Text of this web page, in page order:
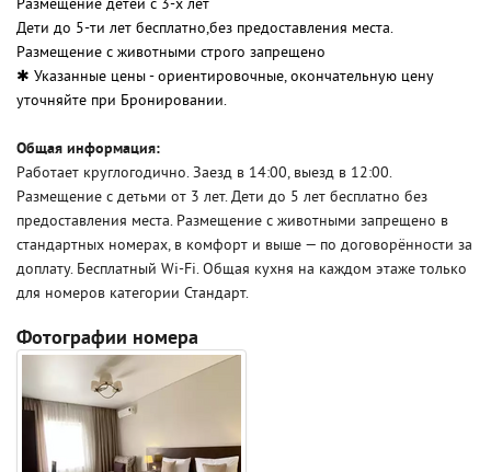
Размещение детей с 3-х лет
Дети до 5-ти лет бесплатно,без предоставления места.
Размещение с животными строго запрещено
✱ Указанные цены - ориентировочные, окончательную цену
уточняйте при Бронировании.
Общая информация:
Работает круглогодично. Заезд в 14:00, выезд в 12:00.
Размещение с детьми от 3 лет. Дети до 5 лет бесплатно без
предоставления места. Размещение с животными запрещено в
стандартных номерах, в комфорт и выше — по договорённости за
доплату. Бесплатный Wi-Fi. Общая кухня на каждом этаже только
для номеров категории Стандарт.
Фотографии номера